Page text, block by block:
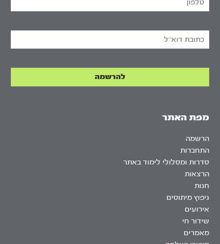
מפת האתר
הרשמה
התחברות
סדרות ומסלולי לימוד באתר
הרצאות
חנות
ניפוץ מיתוסים
אירועים
שידור חי
מאמרים